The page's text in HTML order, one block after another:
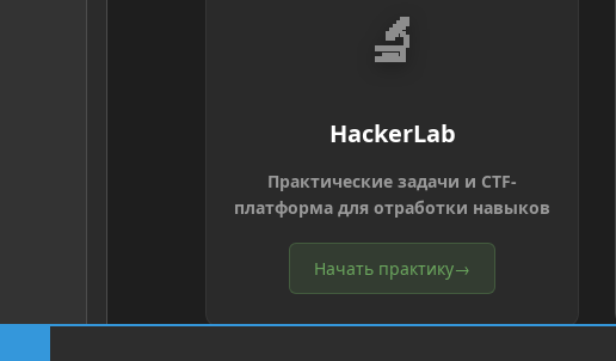
🔬
HackerLab
Практические задачи и CTF-
платформа для отработки навыков
Начать практику→